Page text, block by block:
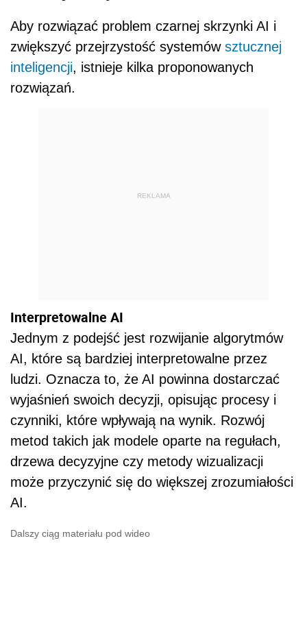
Aby rozwiązać problem czarnej skrzynki AI i
zwiększyć przejrzystość systemów sztucznej
inteligencji, istnieje kilka proponowanych
rozwiązań.
REKLAMA
Interpretowalne AI
Jednym z podejść jest rozwijanie algorytmów
AI, które są bardziej interpretowalne przez
ludzi. Oznacza to, że AI powinna dostarczać
wyjaśnień swoich decyzji, opisując procesy i
czynniki, które wpływają na wynik. Rozwój
metod takich jak modele oparte na regułach,
drzewa decyzyjne czy metody wizualizacji
może przyczynić się do większej zrozumiałości
AI.
Dalszy ciąg materiału pod wideo